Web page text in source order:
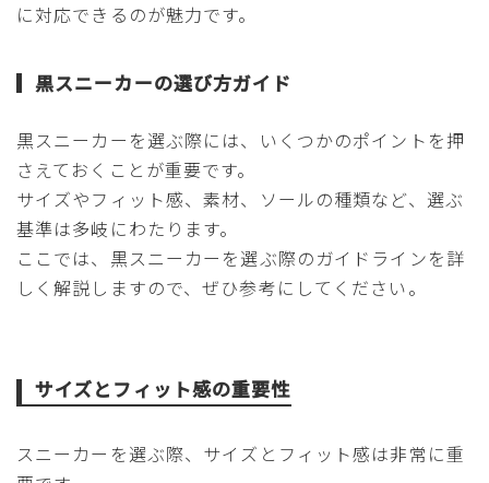
に対応できるのが魅力です。
黒スニーカーの選び方ガイド
黒スニーカーを選ぶ際には、いくつかのポイントを押
さえておくことが重要です。
サイズやフィット感、素材、ソールの種類など、選ぶ
基準は多岐にわたります。
ここでは、黒スニーカーを選ぶ際のガイドラインを詳
しく解説しますので、ぜひ参考にしてください。
サイズとフィット感の重要性
スニーカーを選ぶ際、サイズとフィット感は非常に重